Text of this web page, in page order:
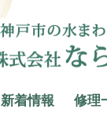
新着情報 修理